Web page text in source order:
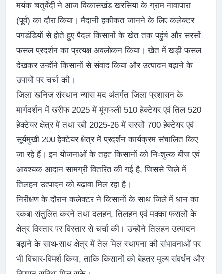
मयंक चतुर्वेदी ने आज विकासखंड खरसिया के ग्राम नावापारा
(पूर्व) का दौरा किया। मैदानी हकीकत जानने के लिए कलेक्टर
पगडंडियों से होते हुए पैदल किसानों के खेत तक पहुंचे और सरसों
फसल प्रदर्शन का प्रत्यक्ष अवलोकन किया। खेत में खड़ी फसल
देखकर उन्होंने किसानों से संवाद किया और उत्पादन बढ़ाने के
उपायों पर चर्चा की।
जिला खनिज संस्थान न्यास मद अंतर्गत जिला प्रशासन के
मार्गदर्शन में खरीफ 2025 में मूंगफली 510 हेक्टेयर एवं तिल 520
हेक्टेयर क्षेत्र में तथा रबी 2025-26 में सरसों 700 हेक्टेयर एवं
सूर्यमुखी 200 हेक्टेयर क्षेत्र में प्रदर्शन कार्यक्रम संचालित किए
जा रहे हैं। इन योजनाओं के तहत किसानों को निःशुल्क बीज एवं
आवश्यक आदान सामग्री वितरित की गई है, जिससे जिले में
तिलहन उत्पादन को बढ़ावा मिल रहा है।
निरीक्षण के दौरान कलेक्टर ने किसानों के साथ जिले में धान का
रकबा संतुलित करने तथा दलहन, तिलहन एवं मक्का फसलों के
क्षेत्र विस्तार पर विस्तार से चर्चा की। उन्होंने तिलहन उत्पादन
बढ़ाने के साथ-साथ क्षेत्र में तेल मिल स्थापना की संभावनाओं पर
भी विचार-विमर्श किया, ताकि किसानों को बेहतर मूल्य संवर्धन और